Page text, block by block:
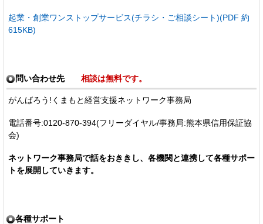
起業・創業ワンストップサービス(チラシ・ご相談シート)(PDF 約
615KB)
問い合わせ先 相談は無料です。
がんばろう!くまもと経営支援ネットワーク事務局
電話番号:0120-870-394(フリーダイヤル/事務局:熊本県信用保証協
会)
ネットワーク事務局で話をおききし、各機関と連携して各種サポー
トを展開していきます。
各種サポート